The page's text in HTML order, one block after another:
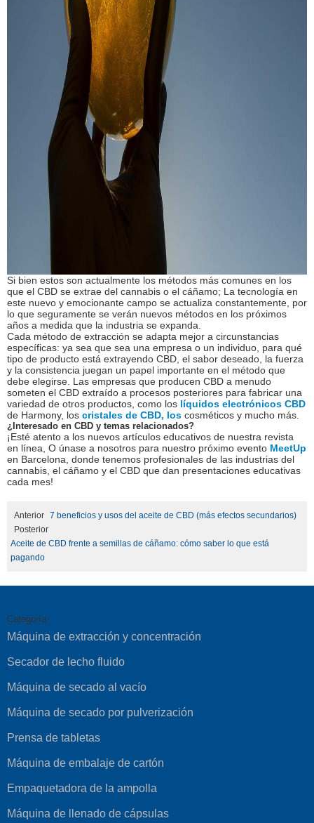
Si bien estos son actualmente los métodos más comunes en los
que el CBD se extrae del cannabis o el cáñamo; La tecnología en
este nuevo y emocionante campo se actualiza constantemente, por
lo que seguramente se verán nuevos métodos en los próximos
años a medida que la industria se expanda.
Cada método de extracción se adapta mejor a circunstancias
específicas: ya sea que sea una empresa o un individuo, para qué
tipo de producto está extrayendo CBD, el sabor deseado, la fuerza
y la consistencia juegan un papel importante en el método que
debe elegirse. Las empresas que producen CBD a menudo
someten el CBD extraído a procesos posteriores para fabricar una
variedad de otros productos, como los líquidos electrónicos CBD
de Harmony, los cristales de CBD, los cosméticos y mucho más.
¿Interesado en CBD y temas relacionados?
¡Esté atento a los nuevos artículos educativos de nuestra revista
en línea, O únase a nosotros para nuestro próximo evento MeetUp
en Barcelona, donde tenemos profesionales de las industrias del
cannabis, el cáñamo y el CBD que dan presentaciones educativas
cada mes!
Anterior 7 beneficios y usos del aceite de CBD (más efectos secundarios)
Posterior
Aceite de CBD frente a semillas de cáñamo: cómo saber lo que está
pagando
Categoría
Máquina de extracción y concentración
Secador de lecho fluido
Máquina de secado al vacío
Máquina de secado por pulverización
Prensa de tabletas
Máquina de embalaje de cartón
Empaquetadora de la ampolla
Máquina de llenado de cápsulas